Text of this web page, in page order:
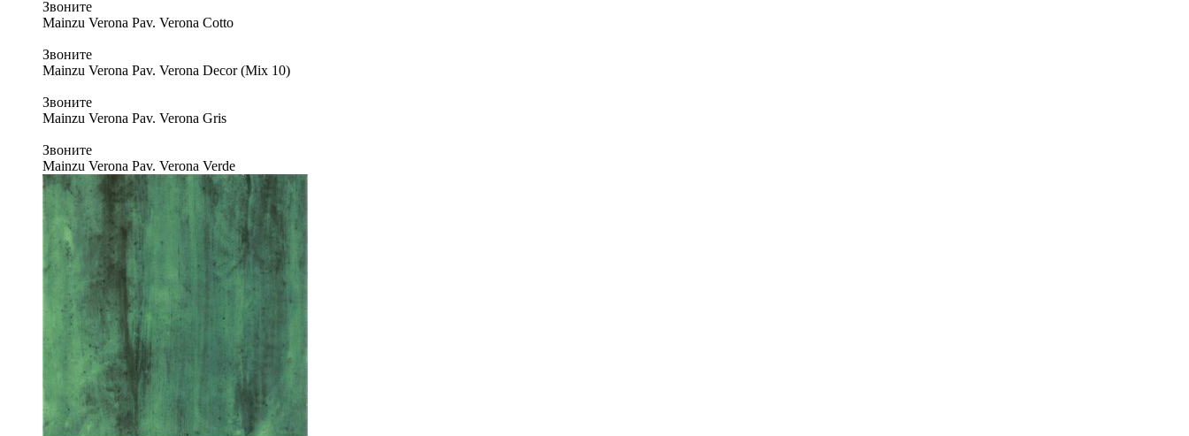
Звоните
Mainzu Verona Pav. Verona Cotto
Звоните
Mainzu Verona Pav. Verona Decor (Mix 10)
Звоните
Mainzu Verona Pav. Verona Gris
Звоните
Mainzu Verona Pav. Verona Verde